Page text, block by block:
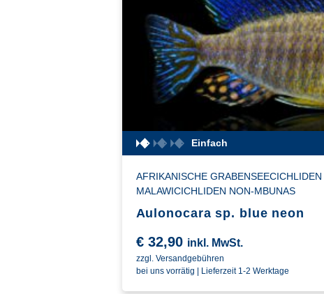
Einfach
AFRIKANISCHE GRABENSEECICHLIDEN
MALAWICICHLIDEN NON-MBUNAS
Aulonocara sp. blue neon
€32,90 inkl. MwSt.
zzgl. Versandgebühren
bei uns vorrätig | Lieferzeit 1-2 Werktage